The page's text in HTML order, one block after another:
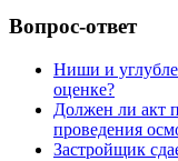
Вопрос-ответ
Ниши и
оценке?
Должен ли акт
проведения
Застройщик